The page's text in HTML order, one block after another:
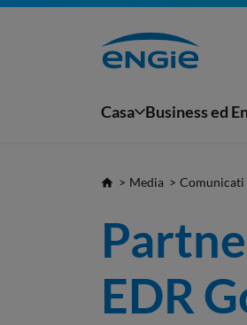
Casa Business ed
Media Comunicati
EDR